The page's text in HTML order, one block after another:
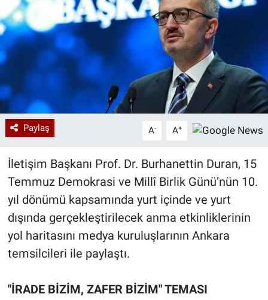
Paylaş A- A+
İletişim Başkanı Prof. Dr. Burhanettin Duran, 15
Temmuz Demokrasi ve Millî Birlik Günü’nün 10.
yıl dönümü kapsamında yurt içinde ve yurt
dışında gerçekleştirilecek anma etkinliklerinin
yol haritasını medya kuruluşlarının Ankara
temsilcileri ile paylaştı.
"İRADE BİZİM, ZAFER BİZİM" TEMASI
Erişim Bilgileri
Sağlık
Ramazan